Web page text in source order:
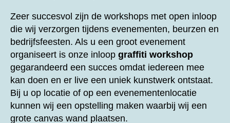
Zeer succesvol zijn de workshops met open inloop
die wij verzorgen tijdens evenementen, beurzen en
bedrijfsfeesten. Als u een groot evenement
organiseert is onze inloop graffiti workshop
gegarandeerd een succes omdat iedereen mee
kan doen en er live een uniek kunstwerk ontstaat.
Bij u op locatie of op een evenementenlocatie
kunnen wij een opstelling maken waarbij wij een
grote canvas wand plaatsen.